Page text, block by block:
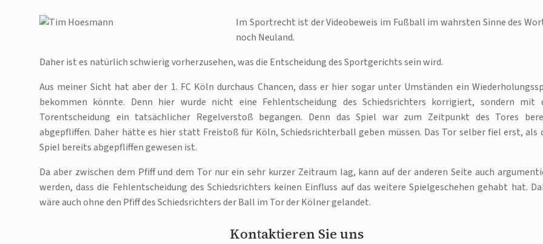
Im Sportrecht ist der Videobeweis im Fußball im wahrsten Sinne des
noch Neuland.
Daher ist es natürlich schwierig vorherzusehen, was die Entscheidung des Sportgerichts sein wird.
Aus meiner Sicht hat aber der 1. FC Köln durchaus Chancen, dass er hier sogar unter Umständen ein
bekommen könnte. Denn hier wurde nicht eine Fehlentscheidung des Schiedsrichters korrigiert, sondern mit
Torentscheidung ein tatsächlicher Regelverstoß begangen. Denn das Spiel war zum Zeitpunkt des Tores
abgepfliffen. Daher hätte es hier statt Freistoß für Köln, Schiedsrichterball geben müssen. Das Tor selber fiel erst, als
Spiel bereits abgepfliffen gewesen ist.
Da aber zwischen dem Pfiff und dem Tor nur ein sehr kurzer Zeitraum lag, kann auf der anderen Seite auch
werden, dass die Fehlentscheidung des Schiedsrichters keinen Einfluss auf das weitere Spielgeschehen gehabt hat.
wäre auch ohne den Pfiff des Schiedsrichters der Ball im Tor der Kölner gelandet.
Kontaktieren Sie uns